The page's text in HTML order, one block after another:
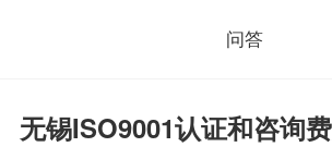
问答
无锡ISO9001认证和咨询